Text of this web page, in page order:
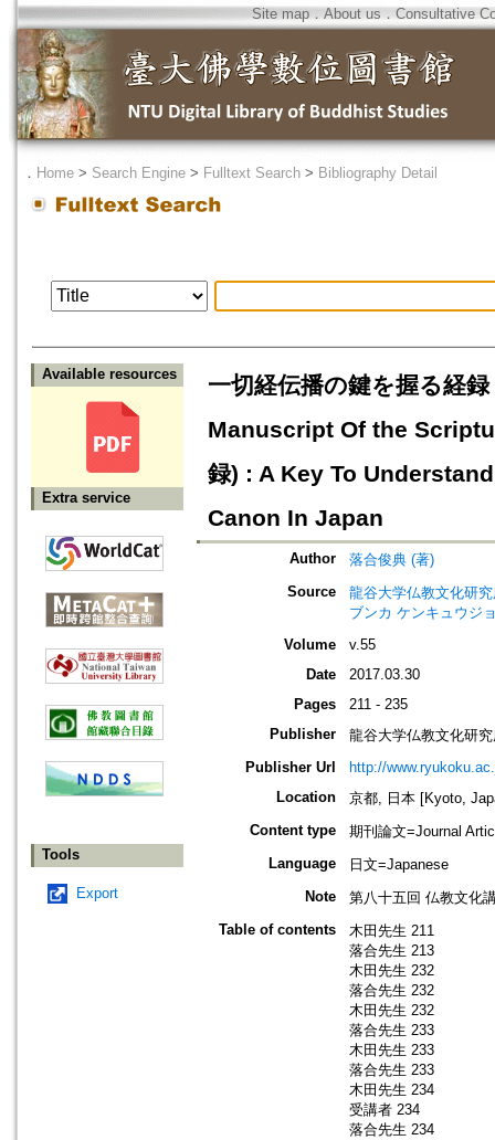
Site map．About us ． Consultative
． Home > Search Engine > Fulltext Search > Bibliography Detail
Available resources
Extra service
Tools
Export
一切経伝播の鍵を握る経
Manuscript Of the
録) : A Key To
Canon In Japan
Author
落合俊典 (著)
Source
龍谷大学仏教文化研
ブンカ ケンキュウジ
Volume
v.55
Date
2017.03.30
Pages
211 - 235
Publisher
龍谷大学仏教文化研
Publisher Url
http://
Location
京都, 日本 [Kyoto,
Content type
期刊論文=Journal
Language
日文=Japanese
Note
第八十五回 仏教文化
Table of contents
木田先生 211
落合先生 213
木田先生 232
落合先生 232
木田先生 232
落合先生 233
木田先生 233
落合先生 233
木田先生 234
受講者 234
落合先生 234